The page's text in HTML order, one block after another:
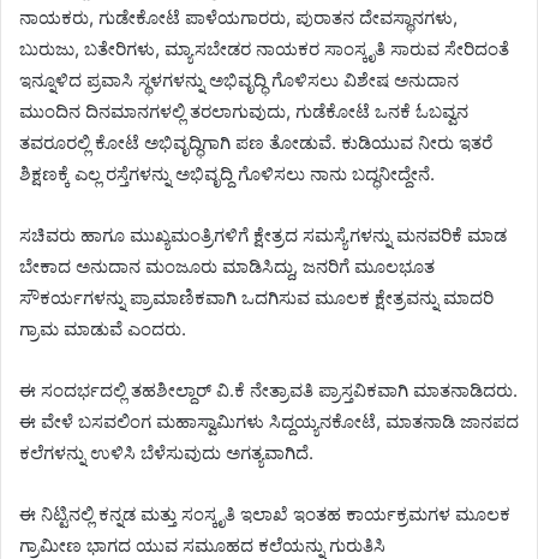
ನಾಯಕರು, ಗುಡೇಕೋಟೆ ಪಾಳೆಯಗಾರರು, ಪುರಾತನ ದೇವಸ್ಥಾನಗಳು,
ಬುರುಜು, ಬತೇರಿಗಳು, ಮ್ಯಾಸಬೇಡರ ನಾಯಕರ ಸಾಂಸ್ಕೃತಿ ಸಾರುವ ಸೇರಿದಂತೆ
ಇನ್ನೂಳಿದ ಪ್ರವಾಸಿ ಸ್ಥಳಗಳನ್ನು ಅಭಿವೃದ್ಧಿ ಗೊಳಿಸಲು ವಿಶೇಷ ಅನುದಾನ
ಮುಂದಿನ ದಿನಮಾನಗಳಲ್ಲಿ ತರಲಾಗುವುದು, ಗುಡೆಕೋಟೆ ಒನಕೆ ಓಬವ್ವನ
ತವರೂರಲ್ಲಿ ಕೋಟೆ ಅಭಿವೃದ್ಧಿಗಾಗಿ ಪಣ ತೋಡುವೆ. ಕುಡಿಯುವ ನೀರು ಇತರೆ
ಶಿಕ್ಷಣಕ್ಕೆ ಎಲ್ಲ ರಸ್ತೆಗಳನ್ನು ಅಭಿವೃದ್ದಿ ಗೊಳಿಸಲು ನಾನು ಬದ್ಧನೀದ್ದೇನೆ.
ಸಚಿವರು ಹಾಗೂ ಮುಖ್ಯಮಂತ್ರಿಗಳಿಗೆ ಕ್ಷೇತ್ರದ ಸಮಸ್ಯೆಗಳನ್ನು ಮನವರಿಕೆ ಮಾಡ
ಬೇಕಾದ ಅನುದಾನ ಮಂಜೂರು ಮಾಡಿಸಿದ್ದು, ಜನರಿಗೆ ಮೂಲಭೂತ
ಸೌಕರ್ಯಗಳನ್ನು ಪ್ರಾಮಾಣಿಕವಾಗಿ ಒದಗಿಸುವ ಮೂಲಕ ಕ್ಷೇತ್ರವನ್ನು ಮಾದರಿ
ಗ್ರಾಮ ಮಾಡುವೆ ಎಂದರು.
ಈ ಸಂದರ್ಭದಲ್ಲಿ ತಹಶೀಲ್ದಾರ್ ವಿ.ಕೆ ನೇತ್ರಾವತಿ ಪ್ರಾಸ್ತವಿಕವಾಗಿ ಮಾತನಾಡಿದರು‌.
ಈ ವೇಳೆ ಬಸವಲಿಂಗ ಮಹಾಸ್ವಾಮಿಗಳು ಸಿದ್ದಯ್ಯನಕೋಟೆ, ಮಾತನಾಡಿ ಜಾನಪದ
ಕಲೆಗಳನ್ನು ಉಳಿಸಿ ಬೆಳೆಸುವುದು ಅಗತ್ಯವಾಗಿದೆ.
ಈ ನಿಟ್ಟಿನಲ್ಲಿ ಕನ್ನಡ ಮತ್ತು ಸಂಸ್ಕೃತಿ ಇಲಾಖೆ ಇಂತಹ ಕಾರ್ಯಕ್ರಮಗಳ ಮೂಲಕ
ಗ್ರಾಮೀಣ ಭಾಗದ ಯುವ ಸಮೂಹದ ಕಲೆಯನ್ನು ಗುರುತಿಸಿ